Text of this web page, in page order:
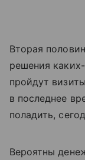
Вторая
решения
пройдут
в последнее
поладить,
Вероятны